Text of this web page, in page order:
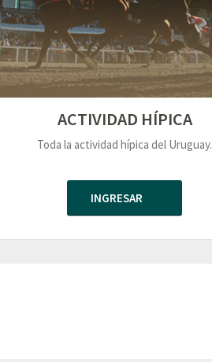
ACTIVIDAD HÍPICA
Toda la actividad hípica del Uruguay.
INGRESAR